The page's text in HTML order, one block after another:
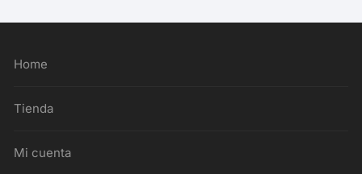
Home
Tienda
Mi cuenta